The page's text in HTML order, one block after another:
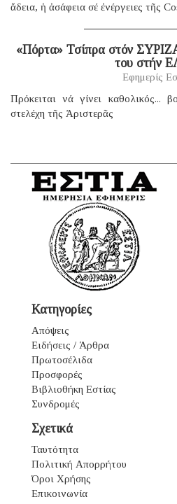
ἄδεια, ἡ ἀσάφεια σέ ἐνέργειες τῆς
«Πόρτα» Τσίπρα στόν
του στήν
Εφημερίς
Πρόκειται νά γίνει καθολικός...
στελέχη τῆς Ἀριστερᾶς
Κατηγορίες
Απόψεις
Ειδήσεις / Άρθρα
Πρωτοσέλιδα
Προσφορές
Βιβλιοθήκη Εστίας
Συνδρομές
Σχετικά
Ταυτότητα
Πολιτική Απορρήτου
Όροι Χρήσης
Επικοινωνία